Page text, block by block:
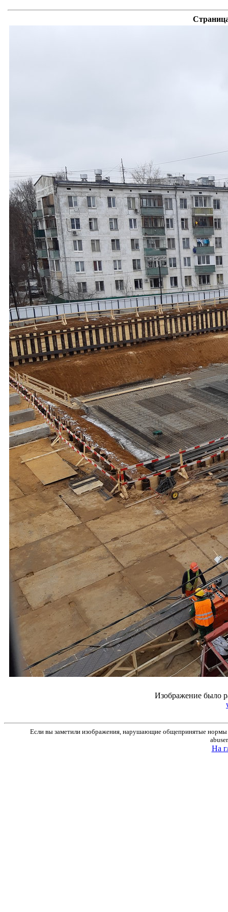
Изображение было
Если вы заметили изображения, нарушающие общепринятые нормы
На